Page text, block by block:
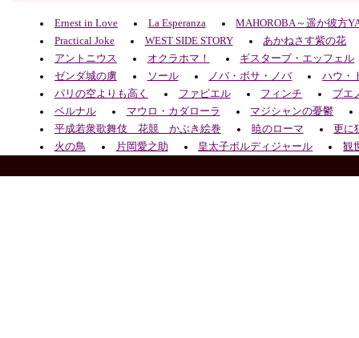
Ernest in Love La Esperanza
MAHOROBA～遥か彼方
Practical Joke
WEST SIDE STORY
あかねさす紫の花
アントニウス
オクラホマ！
ギスターブ・エッフェル
ゼンダ城の虜
ソール ノバ・ボサ・ノバ
ハウ・
パリの空よりも高く
ファビエル フィンチ
ブエ
ベルナル
マウロ・カダローラ
マジシャンの憂鬱
平成若衆歌舞伎 花競 かぶき絵巻
暁のローマ
更に
火の鳥
片岡愛之助 皇太子ボルディジャール 観